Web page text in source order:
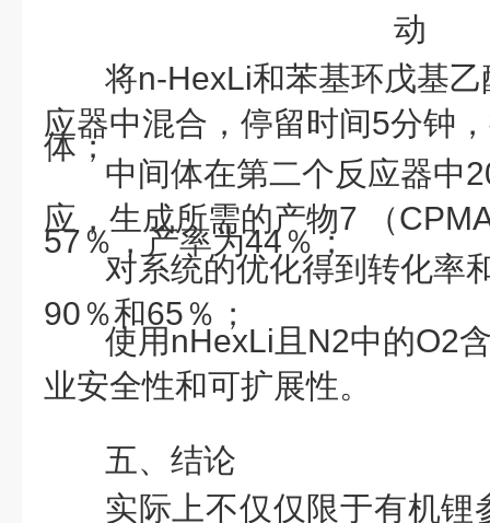
动
将n-HexLi和苯基环戊基
应器中混合，停留时间5分钟
体；
中间体在第二个反应器中
应，生成所需的产物7 （
57％，产率为44％；
对系统的优化得到转化率
90％和65％；
使用nHexLi且N2中的O2
业安全性和可扩展性。
五、结论
实际上不仅仅限于有机锂